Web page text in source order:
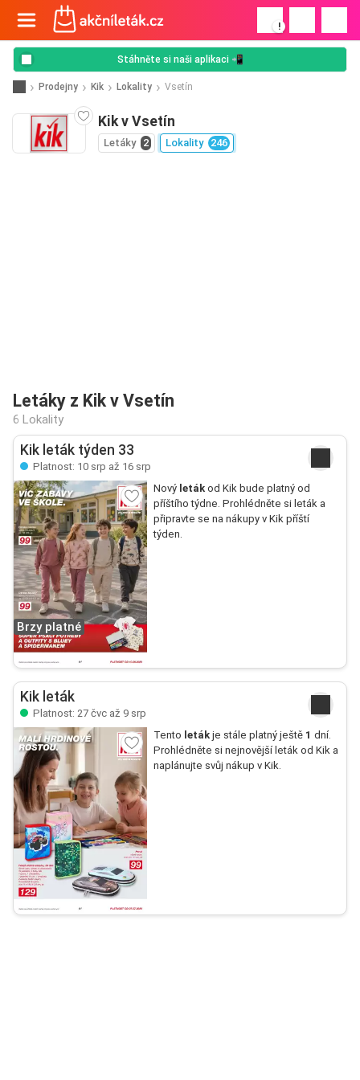
!
Stáhněte si naši aplikaci 📲
Prodejny Kik Lokality Vsetín
Kik v Vsetín
Letáky 2 Lokality 246
Letáky z Kik v Vsetín
6 Lokality
Kik leták týden 33
Platnost: 10 srp až 16 srp
Brzy platné
Nový letákod Kik bude platný od
příštího týdne. Prohlédněte si leták a
připravte se na nákupy v Kik příští
týden.
Kik leták
Platnost: 27 čvc až 9 srp
Tento letákje stále platný ještě 1 dní.
Prohlédněte si nejnovější leták od Kik a
naplánujte svůj nákup v Kik.